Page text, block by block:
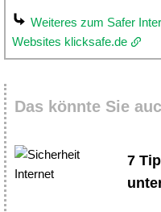
Weiteres zum Safer
Websites klicksafe.de
Das könnte Sie
7